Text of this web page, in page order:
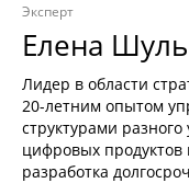
Эксперт
Елена
Лидер в области
20-летним опытом
структурами
цифровых продуктов
разработка